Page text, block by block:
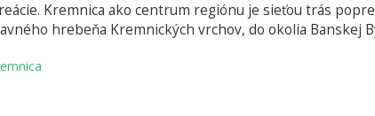
Kremnica ako centrum regiónu je sieťou trás
hrebeňa Kremnických vrchov, do okolia Banskej